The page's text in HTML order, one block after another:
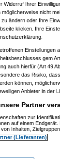
20:36:34)
20:37:39)
20:40:59)
30.09.2009,
am
20:45:37)
(substituteam
substitute
am
01.10.2009,
22:45:21)
22:47:25)
11:44:17)
13:35:42)
13:57:51)
11:55:41)
11:56:58)
11:57:54)
am 01.10.2009,
am
Widerruf Ihrer
möglicherweise nicht
zu ändern oder Ihre
klicken. Ihre
Einstellungen
gem
auch hierfür (Art 49
das Risiko,
können,
Anbieter in der
Partner
zur
auf einem
Inhalten,
(Lieferanten)